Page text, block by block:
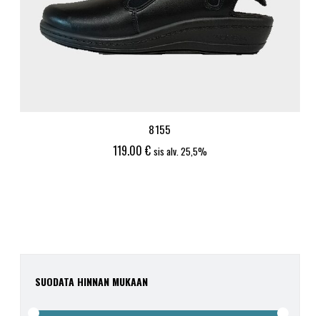
SUODATA HINNAN MUKAAN
8155
119.00 € sis alv. 25,5%